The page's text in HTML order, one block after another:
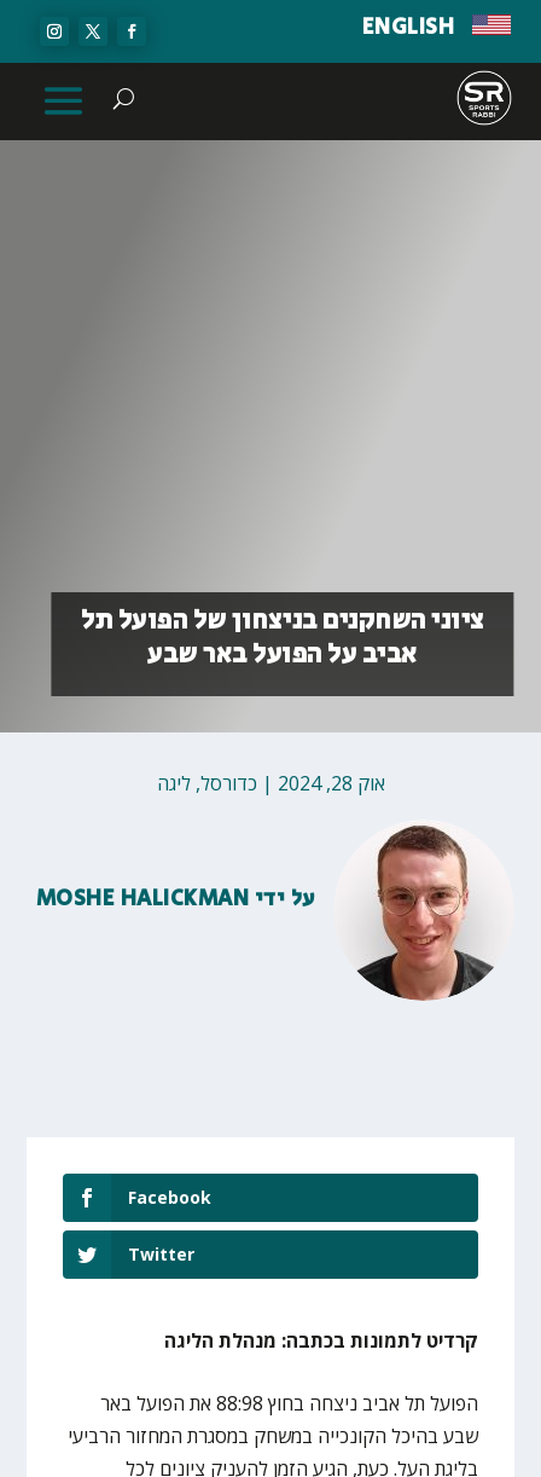
ENGLISH
ציוני השחקנים בניצחון של הפועל תל
אביב על הפועל באר שבע
אוק 28, 2024 | כדורסל,ליגה
על ידי MOSHE HALICKMAN
Facebook
Twitter
קרדיט לתמונות בכתבה: מנהלת הליגה
הפועל תל אביב ניצחה בחוץ 88:98 את הפועל באר
שבע בהיכל הקונכייה במשחק במסגרת המחזור הרביעי
בליגת העל. כעת, הגיע הזמן להעניק ציונים לכל